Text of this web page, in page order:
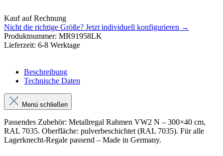
Kauf auf Rechnung
Nicht die richtige Größe? Jetzt individuell konfigurieren →
Produktnummer: MR91958LK
Lieferzeit: 6-8 Werktage
Beschreibung
Technische Daten
Menü schließen
Passendes Zubehör: Metallregal Rahmen VW2 N – 300×40 cm,
RAL 7035. Oberfläche: pulverbeschichtet (RAL 7035). Für alle
Lagerknecht-Regale passend – Made in Germany.